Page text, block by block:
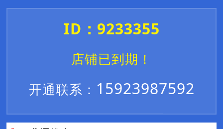
ID：9233355
店铺已到期！
开通联系： 15923987592